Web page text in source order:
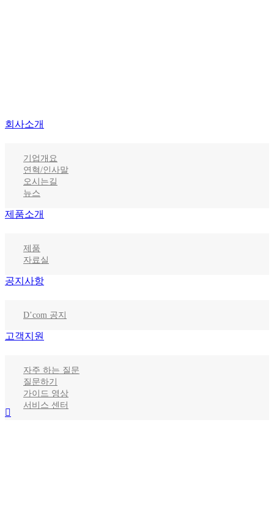
회사소개
기업개요
연혁/인사말
오시는길
뉴스
제품소개
제품
자료실
공지사항
D’com 공지
고객지원
자주 하는 질문
질문하기
가이드 영상
서비스 센터